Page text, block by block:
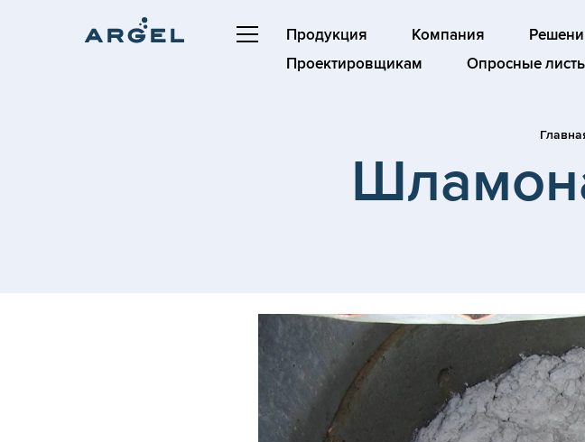
Продукция Компания
Проектировщикам
Опросные